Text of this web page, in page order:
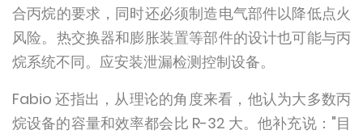
合丙烷的要求，同时还必须制造电气部件以降低点火
风险。热交换器和膨胀装置等部件的设计也可能与丙
烷系统不同。应安装泄漏检测控制设备。
Fabio 还指出，从理论的角度来看，他认为大多数丙
烷设备的容量和效率都会比 R-32 大。他补充说："目